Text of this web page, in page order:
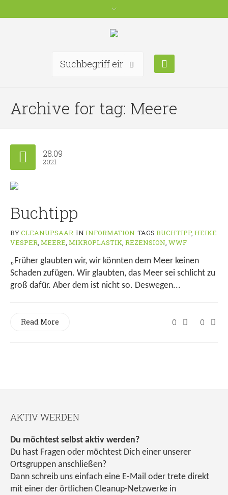
Archive for tag: Meere
28.09
2021
Buchtipp
BYCLEANUPSAAR IN INFORMATION TAGS BUCHTIPP, HEIKE
VESPER, MEERE, MIKROPLASTIK, REZENSION, WWF
„Früher glaubten wir, wir könnten dem Meer keinen
Schaden zufügen. Wir glaubten, das Meer sei schlicht zu
groß dafür. Aber dem ist nicht so. Deswegen...
0 0
Read More
AKTIV WERDEN
Du möchtest selbst aktiv werden?
Du hast Fragen oder möchtest Dich einer unserer
Ortsgruppen anschließen?
Dann schreib uns einfach eine E-Mail oder trete direkt
mit einer der örtlichen Cleanup-Netzwerke in